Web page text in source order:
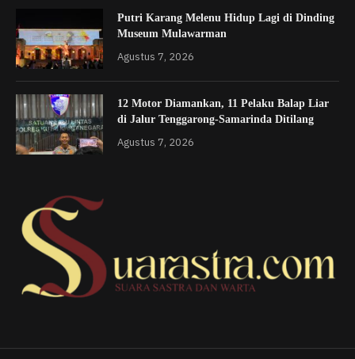
Putri Karang Melenu Hidup Lagi di Dinding
Museum Mulawarman
Agustus 7, 2026
12 Motor Diamankan, 11 Pelaku Balap Liar
di Jalur Tenggarong-Samarinda Ditilang
Agustus 7, 2026